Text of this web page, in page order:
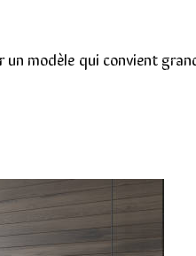
modèle qui convient